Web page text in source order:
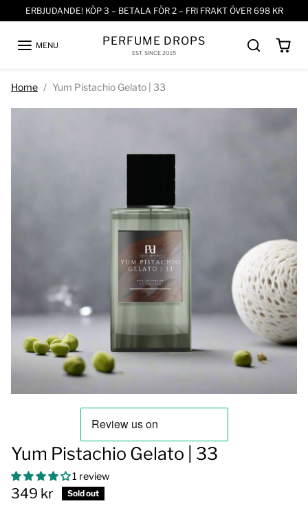
Skip to content
ERBJUDANDE! KÖP 3 – BETALA FÖR 2 – FRI FRAKT ÖVER 698 KR
MENU PERFUME DROPS
EST. SINCE 2015
Home Yum Pistachio Gelato | 33
Yum Pistachio Gelato | 33
1 review
349 kr Sold out